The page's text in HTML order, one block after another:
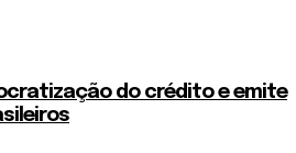
do crédito e emite